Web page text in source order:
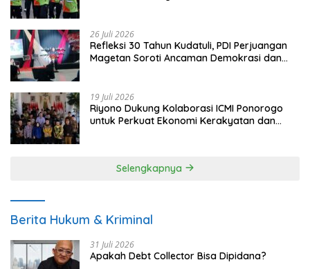
26 Juli 2026
Refleksi 30 Tahun Kudatuli, PDI Perjuangan
Magetan Soroti Ancaman Demokrasi dan
19 Juli 2026
Riyono Dukung Kolaborasi ICMI Ponorogo
untuk Perkuat Ekonomi Kerakyatan dan
Selengkapnya
Berita Hukum & Kriminal
31 Juli 2026
Apakah Debt Collector Bisa Dipidana?